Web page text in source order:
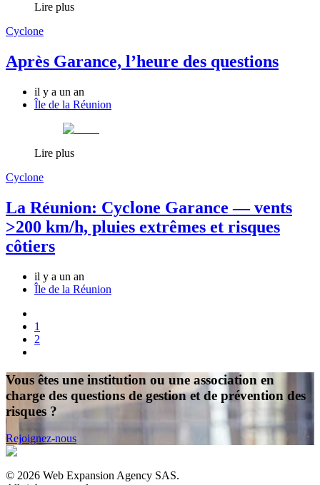
Lire plus
Cyclone
Après Garance, l’heure des questions
il y a un an
Île de la Réunion
Lire plus
Cyclone
La Réunion: Cyclone Garance — vents
>200 km/h, pluies extrêmes et risques
côtiers
il y a un an
Île de la Réunion
1
2
Vous êtes une institution ou une association en
charge des questions de gestion et de prévention des
risques ?
Rejoignez-nous
© 2026 Web Expansion Agency SAS.